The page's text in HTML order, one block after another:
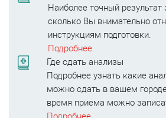
Наиболее точный результат
сколько Вы внимательно
инструкциям подготовки.
Подробнее
Где сдать анализы
Подробнее узнать какие
можно сдать в вашем
время приема можно